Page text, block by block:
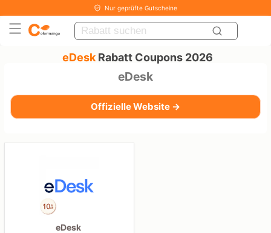
Nur geprüfte Gutscheine
eDeskRabatt Coupons 2026
eDesk
Offizielle Website →
eDesk